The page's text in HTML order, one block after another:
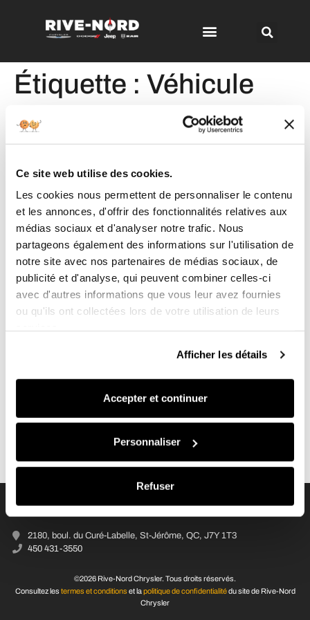
Ce site web utilise des cookies.
Les cookies nous permettent de personnaliser le contenu
et les annonces, d'offrir des fonctionnalités relatives aux
médias sociaux et d'analyser notre trafic. Nous
partageons également des informations sur l'utilisation de
notre site avec nos partenaires de médias sociaux, de
publicité et d'analyse, qui peuvent combiner celles-ci
avec d'autres informations que vous leur avez fournies
ou qu'ils ont collectées lors de votre utilisation de leurs
Afficher les détails
Accepter et continuer
Personnaliser
Refuser
Étiquette : Véhicule
d’occasion
bons choix avec un crédit
difficile
les bons choix est essentiel pour éviter les ennuis d’argent.
RIVE-NORD CHRYSLER
2180, boul. du Curé-Labelle, St-Jérôme, QC, J7Y 1T3
450 431-3550
©2026 Rive-Nord Chrysler. Tous droits réservés.
Consultez les termes et conditions et lapolitique de confidentialitédu site de Rive-Nord
Chrysler